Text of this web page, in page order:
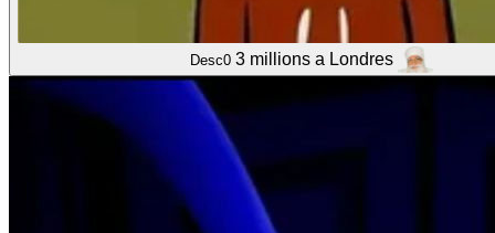
Desc0 3 millions a Londres